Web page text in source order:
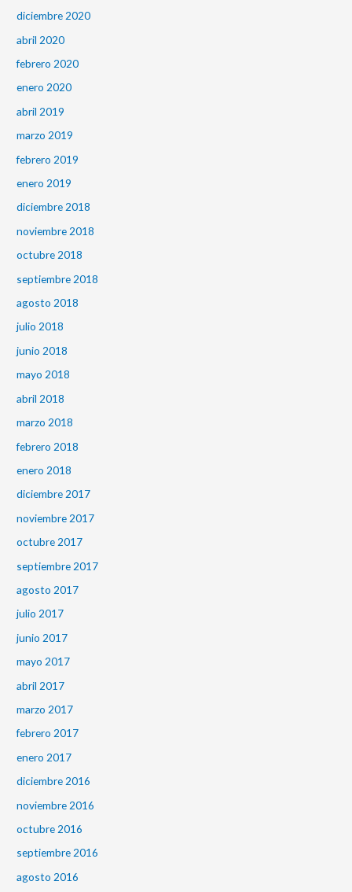
diciembre 2020
abril 2020
febrero 2020
enero 2020
abril 2019
marzo 2019
febrero 2019
enero 2019
diciembre 2018
noviembre 2018
octubre 2018
septiembre 2018
agosto 2018
julio 2018
junio 2018
mayo 2018
abril 2018
marzo 2018
febrero 2018
enero 2018
diciembre 2017
noviembre 2017
octubre 2017
septiembre 2017
agosto 2017
julio 2017
junio 2017
mayo 2017
abril 2017
marzo 2017
febrero 2017
enero 2017
diciembre 2016
noviembre 2016
octubre 2016
septiembre 2016
agosto 2016